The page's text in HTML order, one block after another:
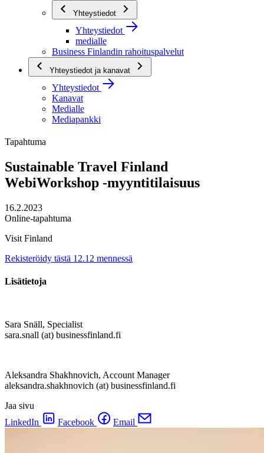
Yhteystiedot
Yhteystiedot
medialle
Business Finlandin rahoituspalvelut
Yhteystiedot ja kanavat
Yhteystiedot
Kanavat
Medialle
Mediapankki
Tapahtuma
Sustainable Travel Finland
WebiWorkshop -myyntitilaisuus
16.2.2023
Online-tapahtuma
Visit Finland
Rekisteröidy tästä 12.12 mennessä
Lisätietoja
Sara Snäll, Specialist
sara.snall (at) businessfinland.fi
Aleksandra Shakhnovich, Account Manager
aleksandra.shakhnovich (at) businessfinland.fi
Jaa sivu
LinkedIn
Facebook Email